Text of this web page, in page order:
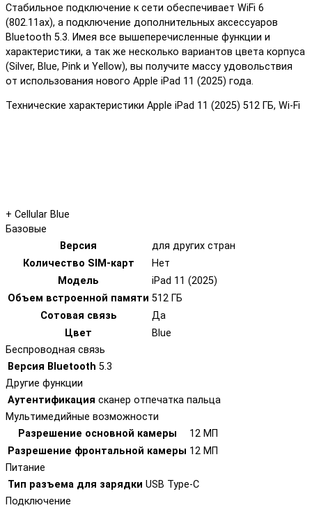
Стабильное подключение к сети обеспечивает WiFi 6
(802.11ax), а подключение дополнительных аксессуаров
Bluetooth 5.3. Имея все вышеперечисленные функции и
характеристики, а так же несколько вариантов цвета корпуса
(Silver, Blue, Pink и Yellow), вы получите массу удовольствия
от использования нового Apple iPad 11 (2025) года.
Технические характеристики Apple iPad 11 (2025) 512 ГБ, Wi-Fi
+ Cellular Blue
Базовые
Версия
для других стран
Количество SIM-карт
Нет
Модель
iPad 11 (2025)
Объем встроенной памяти 512 ГБ
Сотовая связь
Да
Цвет
Blue
Беспроводная связь
Версия Bluetooth 5.3
Другие функции
Аутентификация cканер отпечатка пальца
Мультимедийные возможности
Разрешение основной камеры
12 МП
Разрешение фронтальной камеры 12 МП
Питание
Тип разъема для зарядки USB Type-C
Подключение